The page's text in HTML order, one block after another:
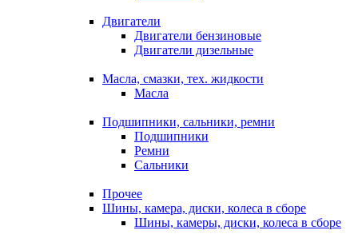
Двигатели
Двигатели бензиновые
Двигатели дизельные
Масла, смазки, тех. жидкости
Масла
Подшипники, сальники, ремни
Подшипники
Ремни
Сальники
Прочее
Шины, камера, диски, колеса в сборе
Шины, камеры, диски, колеса в сборе